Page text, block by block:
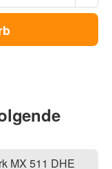
MX 511 DHE